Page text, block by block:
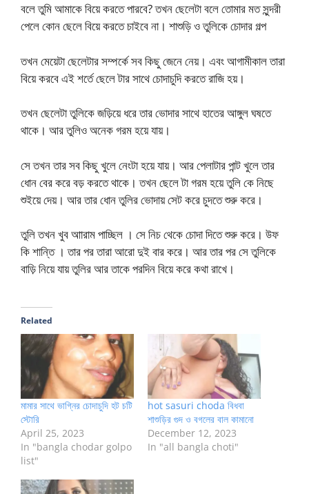
বলে তুমি আমাকে বিয়ে করতে পারবে? তখন ছেলেটা বলে তোমার মত সুন্দরী
পেলে কোন ছেলে বিয়ে করতে চাইবে না। শাশুড়ি ও তুলিকে চোদার গল্প
তখন মেয়েটা ছেলেটার সম্পর্কে সব কিছু জেনে নেয়। এবং আগামীকাল তারা
বিয়ে করবে এই শর্তে ছেলে টার সাথে চোদাচুদি করতে রাজি হয়।
তখন ছেলেটা তুলিকে জড়িয়ে ধরে তার ভোদার সাথে হাতের আঙ্গুল ঘষতে
থাকে। আর তুলিও অনেক গরম হয়ে যায়।
সে তখন তার সব কিছু খুলে নেংটা হয়ে যায়। আর পেলাটার পান্ট খুলে তার
ধোন বের করে বড় করতে থাকে। তখন ছেলে টা গরম হয়ে তুলি কে নিছে
শুইয়ে দেয়। আর তার ধোন তুলির ভোদায় সেট করে চুদতে শুরু করে।
তুলি তখন খুব আারাম পাচ্ছিল । সে নিচ থেকে চোদা দিতে শুরু করে। উফ
কি শান্তি । তার পর তারা আরো দুই বার করে। আর তার পর সে তুলিকে
বাড়ি নিয়ে যায় তুলির আর তাকে পরদিন বিয়ে করে কথা রাখে।
Related
মামার সাথে ভাগ্নির চোদাচুদি হট চটি
স্টোরি
April 25, 2023
In "bangla chodar golpo
list"
hot sasuri choda বিধবা
শাশুড়ির গুদ ও বগলের বাল কামানো
December 12, 2023
In "all bangla choti"